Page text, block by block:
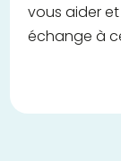
vous aider
échange à